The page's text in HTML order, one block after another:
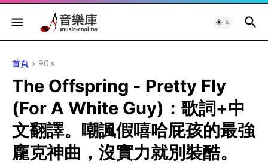
首頁 90's
The Offspring - Pretty Fly
(For A White Guy)：歌詞+中
文翻譯。嘲諷假嘻哈屁孩的最強
龐克神曲，沒實力就別裝酷。